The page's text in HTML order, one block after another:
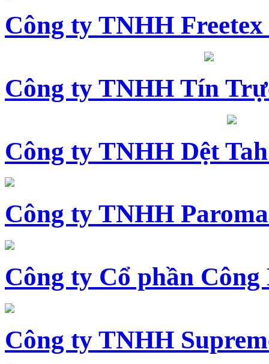
Công ty TNHH
Công ty TNHH Tín
Công ty TNHH Dệt
Công ty TNHH
Công ty Cổ phần Công
Công ty TNHH